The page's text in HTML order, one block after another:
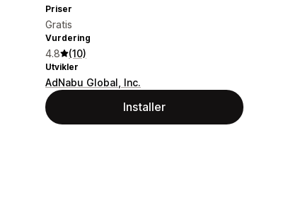
Priser
Gratis
Vurdering
4.8 (10)
Utvikler
AdNabu Global, Inc.
Installer